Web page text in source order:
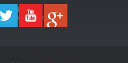
Ka-Agencija
All Right Reserved